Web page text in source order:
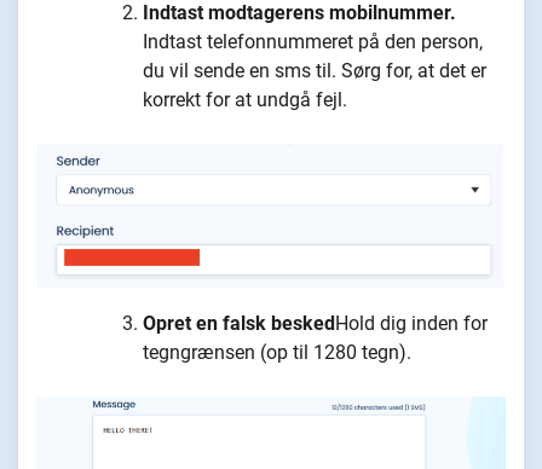
Indtast modtagerens mobilnummer.
Indtast telefonnummeret på den person,
du vil sende en sms til. Sørg for, at det er
korrekt for at undgå fejl.
Opret en falsk beskedHold dig inden for
tegngrænsen (op til 1280 tegn).